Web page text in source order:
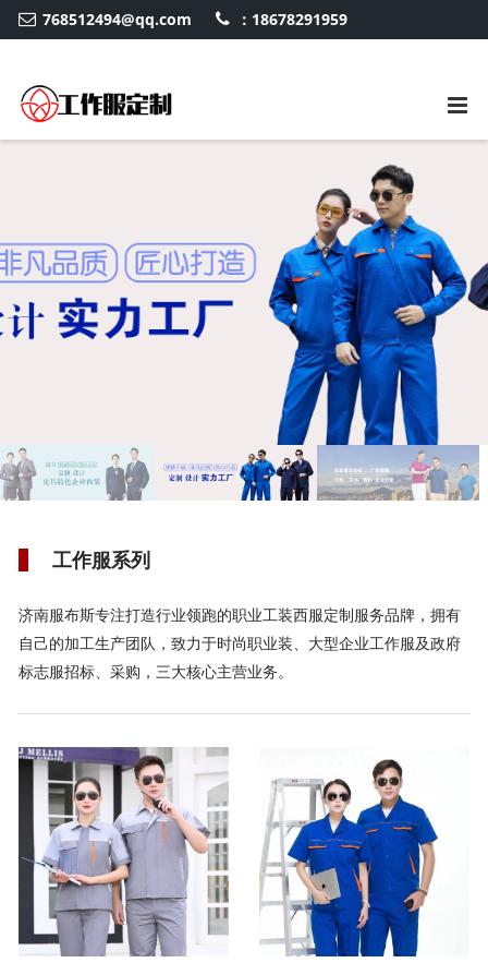
768512494@qq.com ：18678291959
工作服系列
济南服布斯专注打造行业领跑的职业工装西服定制服务品牌，拥有
自己的加工生产团队，致力于时尚职业装、大型企业工作服及政府
标志服招标、采购，三大核心主营业务。